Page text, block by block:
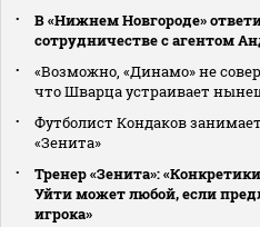
В «Нижнем Новгороде»
сотрудничестве с агентом
«Возможно, «Динамо» не
что Шварца устраивает
Футболист Кондаков
«Зенита»
Тренер «Зенита»:
Уйти может любой, если
игрока»